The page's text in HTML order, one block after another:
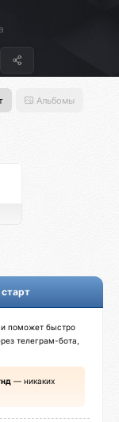
Альбомы
поможет быстро
телеграм-бота,
— никаких